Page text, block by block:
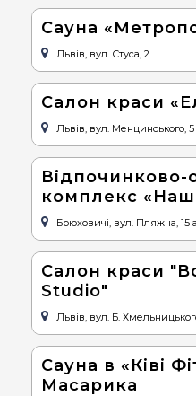
Сауна
Львів, вул. Стуса, 2
Салон краси
Львів, вул. Менцинського, 5
Відпочинково-
комплекс
Брюховичі, вул. Пляжна, 15 а
Салон краси
Studio"
Львів, вул. Б.
Сауна в «Ківі
Масарика